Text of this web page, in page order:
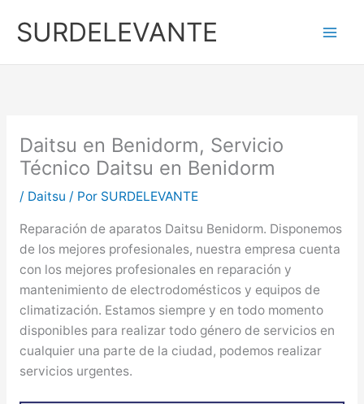
SURDELEVANTE
Daitsu en Benidorm, Servicio
Técnico Daitsu en Benidorm
/ Daitsu / Por SURDELEVANTE
Reparación de aparatos Daitsu Benidorm. Disponemos
de los mejores profesionales, nuestra empresa cuenta
con los mejores profesionales en reparación y
mantenimiento de electrodomésticos y equipos de
climatización. Estamos siempre y en todo momento
disponibles para realizar todo género de servicios en
cualquier una parte de la ciudad, podemos realizar
servicios urgentes.